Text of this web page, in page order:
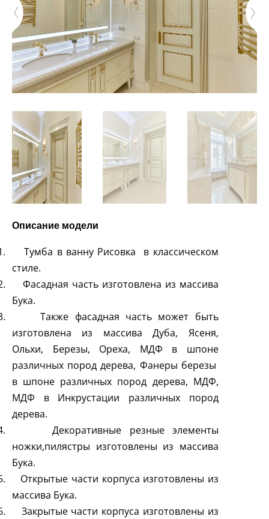
Описание модели
Тумба в ванну Рисовка в классическом
стиле.
Фасадная часть изготовлена из массива
Бука.
Также фасадная часть может быть
изготовлена из массива Дуба, Ясеня,
Ольхи, Березы, Ореха, МДФ в шпоне
различных пород дерева, Фанеры березы
в шпоне различных пород дерева, МДФ,
МДФ в Инкрустации различных пород
дерева.
Декоративные резные элементы
ножки,пилястры изготовлены из массива
Бука.
Открытые части корпуса изготовлены из
массива Бука.
Закрытые части корпуса изготовлены из